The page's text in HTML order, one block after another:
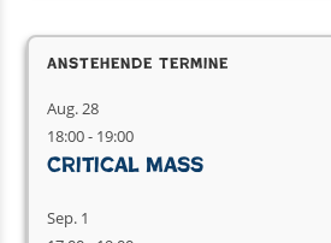
Anstehende Termine
Aug. 28
18:00- 19:00
Critical Mass
Sep. 1